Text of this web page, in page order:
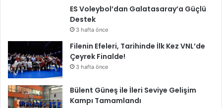
ES Voleybol’dan Galatasaray’a Güçlü
Destek
3 hafta önce
Filenin Efeleri, Tarihinde İlk Kez VNL’de
Çeyrek Finalde!
3 hafta önce
Bülent Güneş ile İleri Seviye Gelişim
Kampı Tamamlandı